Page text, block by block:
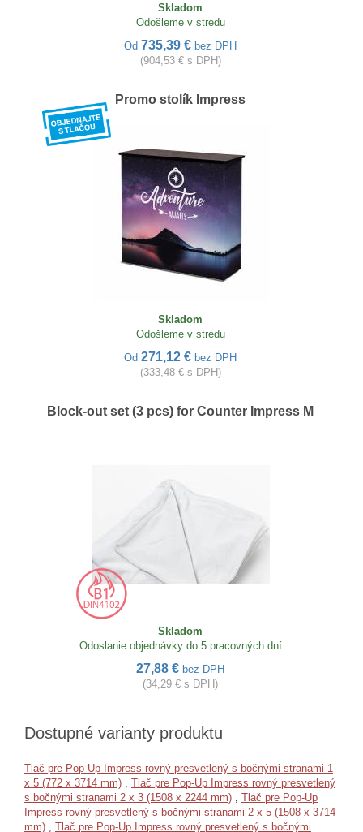
Skladom
Odošleme v stredu
Od 735,39 € bez DPH
(904,53 € s DPH)
Promo stolík Impress
Skladom
Odošleme v stredu
Od 271,12 € bez DPH
(333,48 € s DPH)
Block-out set (3 pcs) for Counter Impress M
Skladom
Odoslanie objednávky do 5 pracovných dní
27,88 € bez DPH
(34,29 € s DPH)
Dostupné varianty produktu
Tlač pre Pop-Up Impress rovný presvetlený s bočnými stranami 1
x 5 (772 x 3714 mm) , Tlač pre Pop-Up Impress rovný presvetlený
s bočnými stranami 2 x 3 (1508 x 2244 mm) , Tlač pre Pop-Up
Impress rovný presvetlený s bočnými stranami 2 x 5 (1508 x 3714
mm) , Tlač pre Pop-Up Impress rovný presvetlený s bočnými